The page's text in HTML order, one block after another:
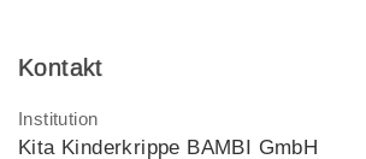
Kontakt
Institution
Kita Kinderkrippe BAMBI GmbH